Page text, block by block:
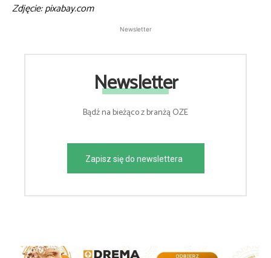
Zdjęcie: pixabay.com
Newsletter
Newsletter
Bądź na bieżąco z branżą OZE
Zapisz się do newslettera